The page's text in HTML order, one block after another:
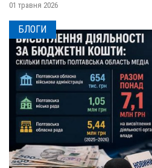
01 травня 2026
БЛОГИ